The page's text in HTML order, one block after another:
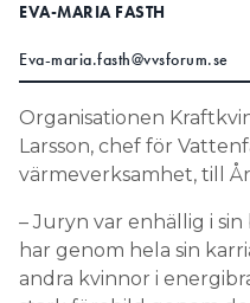
Läs E-
Kontakt
Information om GDPR
EVA-MARIA FASTH
Eva-maria.fasth@vvsforum.se
Organisationen
Larsson, chef för
värmeverksamhet, till
– Juryn var enhällig i
har genom hela sin
andra kvinnor i